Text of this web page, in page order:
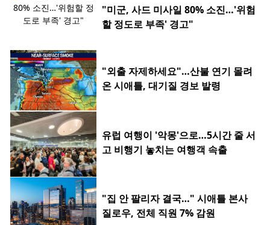
"미군, 사드 미사일 80% 소진…'위험
할 정도로 부족' 경고"
"외출 자제하세요"…산불 연기 몰려
온 시애틀, 대기질 경보 발령
유럽 여행이 '악몽'으로…5시간 줄 서
고 비행기 놓치는 여행객 속출
"집 안 팔리자 결국…" 시애틀 본사
질로우, 전체 직원 7% 감원